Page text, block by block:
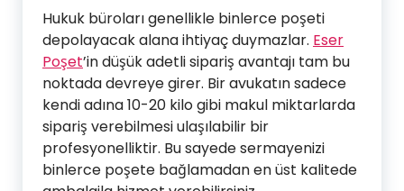
Hukuk büroları genellikle binlerce poşeti
depolayacak alana ihtiyaç duymazlar. Eser
Poşet’in düşük adetli sipariş avantajı tam bu
noktada devreye girer. Bir avukatın sadece
kendi adına 10-20 kilo gibi makul miktarlarda
sipariş verebilmesi ulaşılabilir bir
profesyonelliktir. Bu sayede sermayenizi
binlerce poşete bağlamadan en üst kalitede